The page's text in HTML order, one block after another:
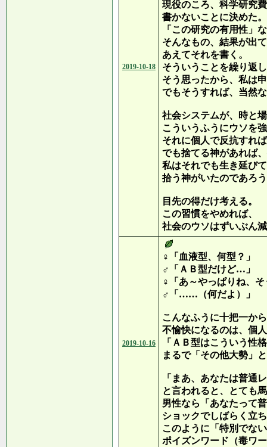
2019-10-18
現役のころ、科学研究
書かないことに決めた
「この研究の有用性」
そんなもの、結果が出
あえてそれを書く。
そういうことを繰り返
そう思ったから、私は
でもそうすれば、当然
社会システムが、時と
こういうふうにウソを
それに個人で反抗すれ
でも捨てる神があれば
私はそれでも生き延び
拾う神がいたのであろ
目先の得だけ考える。
この習慣をやめれば、
社会のウソはずいぶん
2019-10-16
♀「血液型、何型？」
♂「ＡＢ型だけど…」
♀「あ～やっぱりね、
♂「……（何だよ）」
こんなふうに十把一か
不愉快になるのは、個
「ＡＢ型はこういう性
まるで「その他大勢」
「まあ、あなたは普通
と言われると、とても
男性なら「あなたって
ショックでしばらく立
このように「特別でな
ポイズンワード（毒ワ